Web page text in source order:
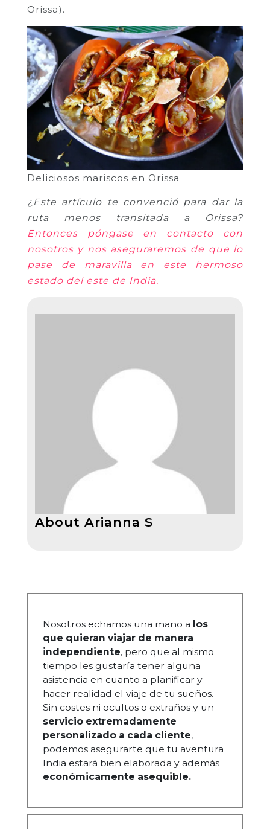
Orissa).
Deliciosos mariscos en Orissa
¿Este artículo te convenció para dar la
ruta menos transitada a Orissa?
Entonces póngase en contacto con
nosotros y nos aseguraremos de que lo
pase de maravilla en este hermoso
estado del este de India.
About Arianna S
Nosotros echamos una mano a los
que quieran viajar de manera
independiente, pero que al mismo
tiempo les gustaría tener alguna
asistencia en cuanto a planificar y
hacer realidad el viaje de tu sueños.
Sin costes ni ocultos o extraños y un
servicio extremadamente
personalizado a cada cliente,
podemos asegurarte que tu aventura
India estará bien elaborada y además
económicamente asequible.